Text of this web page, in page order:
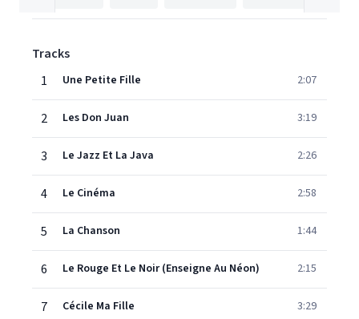
Tracks
1
Une Petite Fille 2:07
2 Les Don Juan 3:19
3 Le Jazz Et La Java 2:26
4 Le Cinéma 2:58
5 La Chanson 1:44
6 Le Rouge Et Le Noir (Enseigne Au Néon) 2:15
7 Cécile Ma Fille 3:29